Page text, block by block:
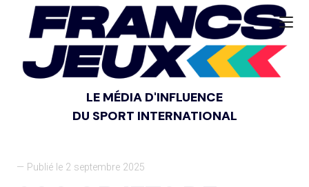
LE MÉDIA D'INFLUENCE
DU SPORT INTERNATIONAL
— Publié le 2 septembre 2025